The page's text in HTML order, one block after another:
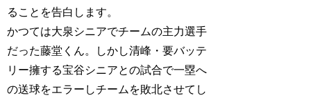
ることを告白します。
かつては大泉シニアでチームの主力選手
だった藤堂くん。しかし清峰・要バッテ
リー擁する宝谷シニアとの試合で一塁へ
の送球をエラーしチームを敗北させてし